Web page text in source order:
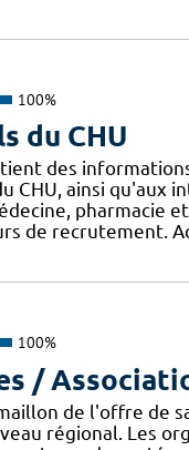
100%
du CHU
des
CHU, ainsi qu'aux
pharmacie
de recrutement.
100%
/
de l'offre de
régional. Les